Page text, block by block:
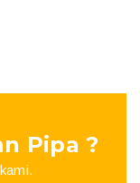
Pipa ?